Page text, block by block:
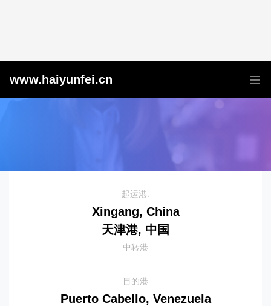
www.haiyunfei.cn
起运港:
Xingang, China
天津港, 中国
中转港
目的港
Puerto Cabello, Venezuela